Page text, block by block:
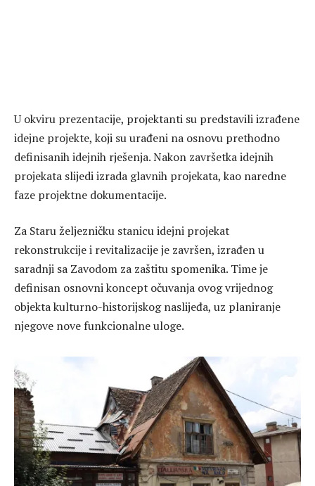
U okviru prezentacije, projektanti su predstavili izrađene
idejne projekte, koji su urađeni na osnovu prethodno
definisanih idejnih rješenja. Nakon završetka idejnih
projekata slijedi izrada glavnih projekata, kao naredne
faze projektne dokumentacije.
Za Staru željezničku stanicu idejni projekat
rekonstrukcije i revitalizacije je završen, izrađen u
saradnji sa Zavodom za zaštitu spomenika. Time je
definisan osnovni koncept očuvanja ovog vrijednog
objekta kulturno-historijskog naslijeđa, uz planiranje
njegove nove funkcionalne uloge.